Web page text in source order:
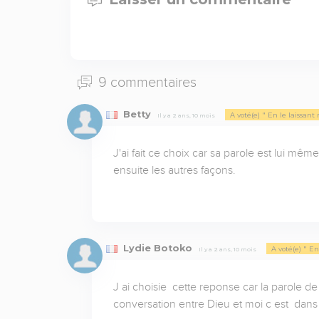
9 commentaires
Betty Il y a 2 ans, 10 mois A voté(e) " En le
J'ai fait ce choix car sa parole est lui
ensuite les autres façons.
Lydie Botoko Il y a 2 ans, 10 mois A voté(e) "
J ai choisie  cette reponse car la parole
conversation entre Dieu et moi c est